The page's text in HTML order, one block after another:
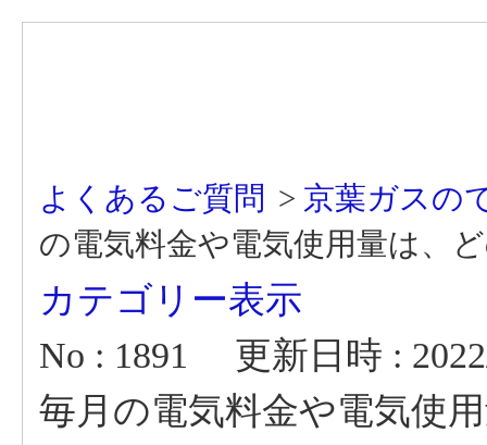
よくあるご質問 > 京葉ガスの
の電気料金や電気使用量は、
カテゴリー表示
No : 1891
更新日時 :
毎月の電気料金や電気使